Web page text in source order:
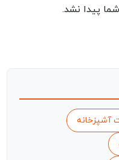
پیدا نشد.
آشپزخانه